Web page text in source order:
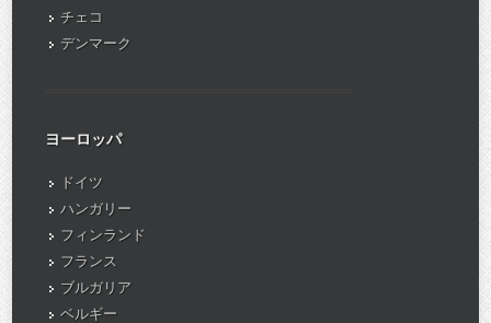
チェコ
デンマーク
ヨーロッパ
ドイツ
ハンガリー
フィンランド
フランス
ブルガリア
ベルギー